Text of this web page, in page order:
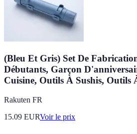
(Bleu Et Gris) Set De
Débutants, Garçon
Cuisine, Outils À Sushis, Outils
Rakuten FR
15.09 EURVoir le prix